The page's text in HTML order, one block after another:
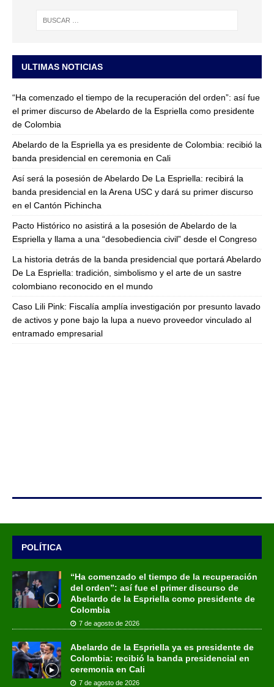
ULTIMAS NOTICIAS
“Ha comenzado el tiempo de la recuperación del orden”: así fue
el primer discurso de Abelardo de la Espriella como presidente
de Colombia
Abelardo de la Espriella ya es presidente de Colombia: recibió la
banda presidencial en ceremonia en Cali
Así será la posesión de Abelardo De La Espriella: recibirá la
banda presidencial en la Arena USC y dará su primer discurso
en el Cantón Pichincha
Pacto Histórico no asistirá a la posesión de Abelardo de la
Espriella y llama a una “desobediencia civil” desde el Congreso
La historia detrás de la banda presidencial que portará Abelardo
De La Espriella: tradición, simbolismo y el arte de un sastre
colombiano reconocido en el mundo
Caso Lili Pink: Fiscalía amplía investigación por presunto lavado
de activos y pone bajo la lupa a nuevo proveedor vinculado al
entramado empresarial
POLÍTICA
“Ha comenzado el tiempo de la recuperación
del orden”: así fue el primer discurso de
Abelardo de la Espriella como presidente de
Colombia
7 de agosto de 2026
Abelardo de la Espriella ya es presidente de
Colombia: recibió la banda presidencial en
ceremonia en Cali
7 de agosto de 2026